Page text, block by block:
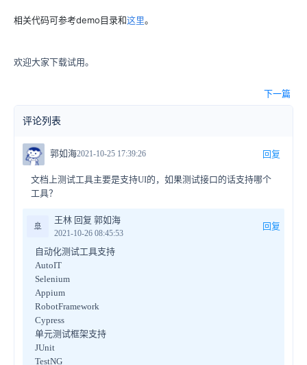
相关代码可参考demo目录和这里。
欢迎大家下载试用。
下一篇
评论列表
郭如海2021-10-25 17:39:26 回复
文档上测试工具主要是支持UI的，如果测试接口的话支持哪个
工具？
🚢
王林 回复 郭如海
2021-10-26 08:45:53
回复
自动化测试工具支持
AutoIT
Selenium
Appium
RobotFramework
Cypress
单元测试框架支持
JUnit
TestNG